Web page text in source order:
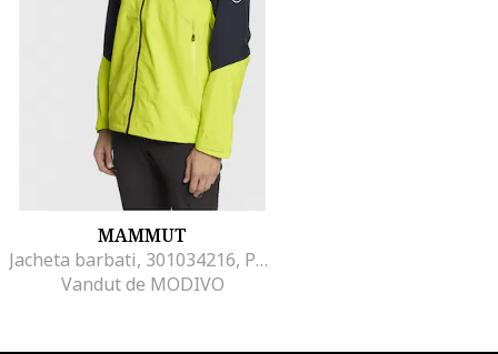
MAMMUT
Jacheta barbati, 301034216, Poliester, Albastru marin, Bleumarin
Vandut de MODIVO